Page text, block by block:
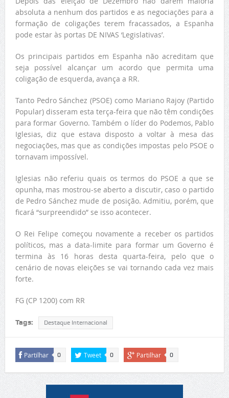
absoluta a nenhum dos partidos e as negociações para a
formação de coligações terem fracassados, a Espanha
pode estar às portas DE NIVAS ‘Legislativas’.
Os principais partidos em Espanha não acreditam que
seja possível alcançar um acordo que permita uma
coligação de esquerda, avança a RR.
Tanto Pedro Sánchez (PSOE) como Mariano Rajoy (Partido
Popular) disseram esta terça-feira que não têm condições
para formar Governo. Também o líder do Podemos, Pablo
Iglesias, diz que estava disposto a voltar à mesa das
negociações, mas que as condições impostas pelo PSOE o
tornavam impossível.
Iglesias não referiu quais os termos do PSOE a que se
opunha, mas mostrou-se aberto a discutir, caso o partido
de Pedro Sánchez mude de posição. Admitiu, porém, que
ficará “surpreendido” se isso acontecer.
O Rei Felipe começou novamente a receber os partidos
políticos, mas a data-limite para formar um Governo é
termina às 16 horas desta quarta-feira, pelo que o
cenário de novas eleições se vai tornando cada vez mais
forte.
FG (CP 1200) com RR
Tags: Destaque Internacional
Partilhar 0 Tweet 0 Partilhar 0